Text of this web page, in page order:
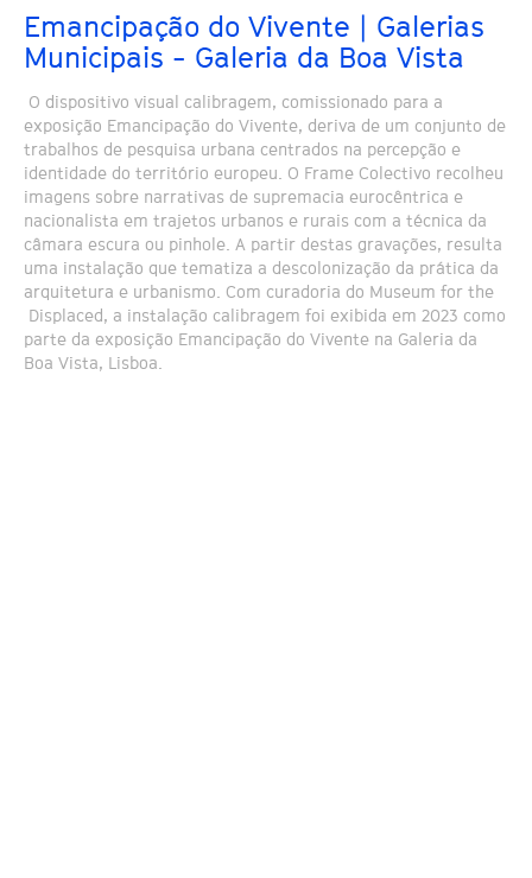
Emancipação do Vivente | Galerias
Municipais - Galeria da Boa Vista
O dispositivo visual calibragem, comissionado para a
exposição Emancipação do Vivente, deriva de um conjunto de
trabalhos de pesquisa urbana centrados na percepção e
identidade do território europeu. O Frame Colectivo recolheu
imagens sobre narrativas de supremacia eurocêntrica e
nacionalista em trajetos urbanos e rurais com a técnica da
câmara escura ou pinhole. A partir destas gravações, resulta
uma instalação que tematiza a descolonização da prática da
arquitetura e urbanismo. Com curadoria do Museum for the
Displaced, a instalação calibragem foi exibida em 2023 como
parte da exposição Emancipação do Vivente na Galeria da
Boa Vista, Lisboa.